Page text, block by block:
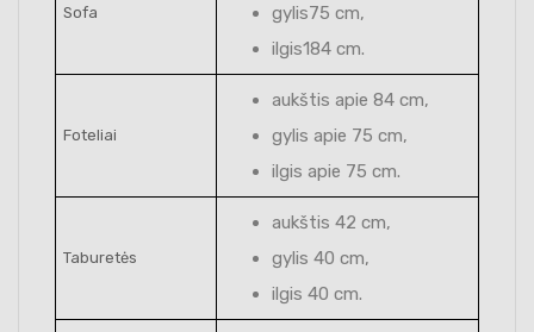
Sofa
gylis75 cm,
ilgis184 cm.
Foteliai
aukštis apie 84 cm,
gylis apie 75 cm,
ilgis apie 75 cm.
Taburetės
aukštis 42 cm,
gylis 40 cm,
ilgis 40 cm.